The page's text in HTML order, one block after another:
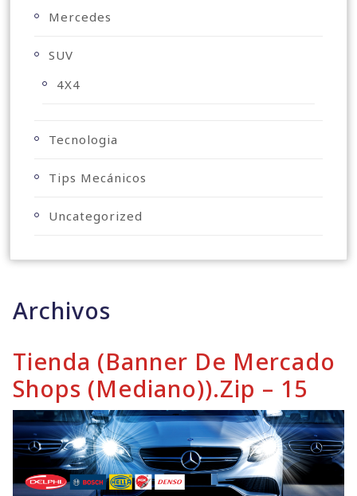
Mercedes
SUV
4X4
Tecnologia
Tips Mecánicos
Uncategorized
Archivos
Tienda (Banner De Mercado
Shops (mediano)).zip – 15